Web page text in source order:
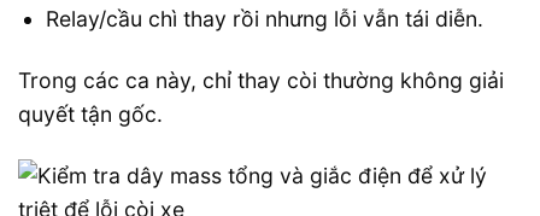
Relay/cầu chì thay rồi nhưng lỗi vẫn tái diễn.
Trong các ca này, chỉ thay còi thường không giải
quyết tận gốc.